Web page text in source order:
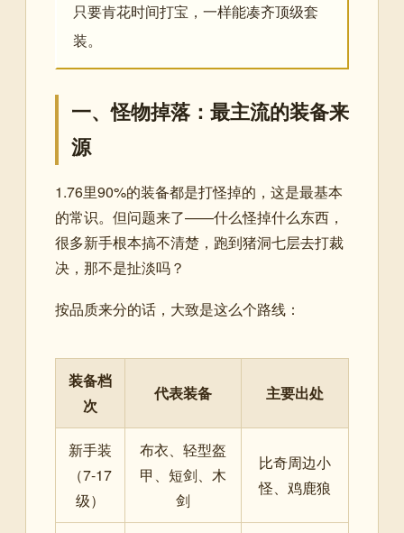
只要肯花时间打宝，一样能凑齐顶级套
装。
一、怪物掉落：最主流的装备来
源
1.76里90%的装备都是打怪掉的，这是最基本
的常识。但问题来了——什么怪掉什么东西，
很多新手根本搞不清楚，跑到猪洞七层去打裁
决，那不是扯淡吗？
按品质来分的话，大致是这么个路线：
装备档
次
代表装备 主要出处
新手装
（7-17
级）
布衣、轻型盔
甲、短剑、木
剑
比奇周边小
怪、鸡鹿狼